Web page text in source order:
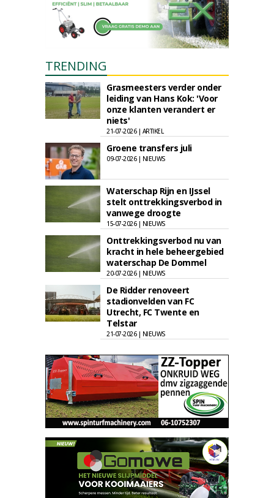
TRENDING
Grasmeesters verder onder
leiding van Hans Kok: 'Voor
onze klanten verandert er
niets'
21-07-2026 | ARTIKEL
Groene transfers juli
09-07-2026 | NIEUWS
Waterschap Rijn en IJssel
stelt onttrekkingsverbod in
vanwege droogte
15-07-2026 | NIEUWS
Onttrekkingsverbod nu van
kracht in hele beheergebied
waterschap De Dommel
20-07-2026 | NIEUWS
De Ridder renoveert
stadionvelden van FC
Utrecht, FC Twente en
Telstar
21-07-2026 | NIEUWS